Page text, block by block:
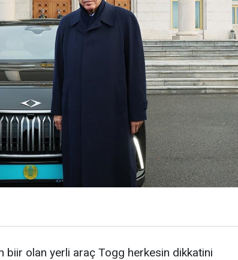
biir olan yerli araç Togg herkesin dikkatini